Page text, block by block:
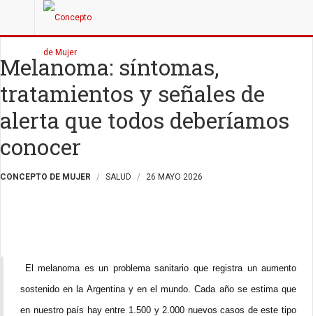
Melanoma: síntomas,
tratamientos y señales de
alerta que todos deberíamos
conocer
CONCEPTO DE MUJER SALUD 26 MAYO 2026
El melanoma es un problema sanitario que registra un aumento
sostenido en la Argentina y en el mundo. Cada año se estima que
en nuestro país hay entre 1.500 y 2.000 nuevos casos de este tipo